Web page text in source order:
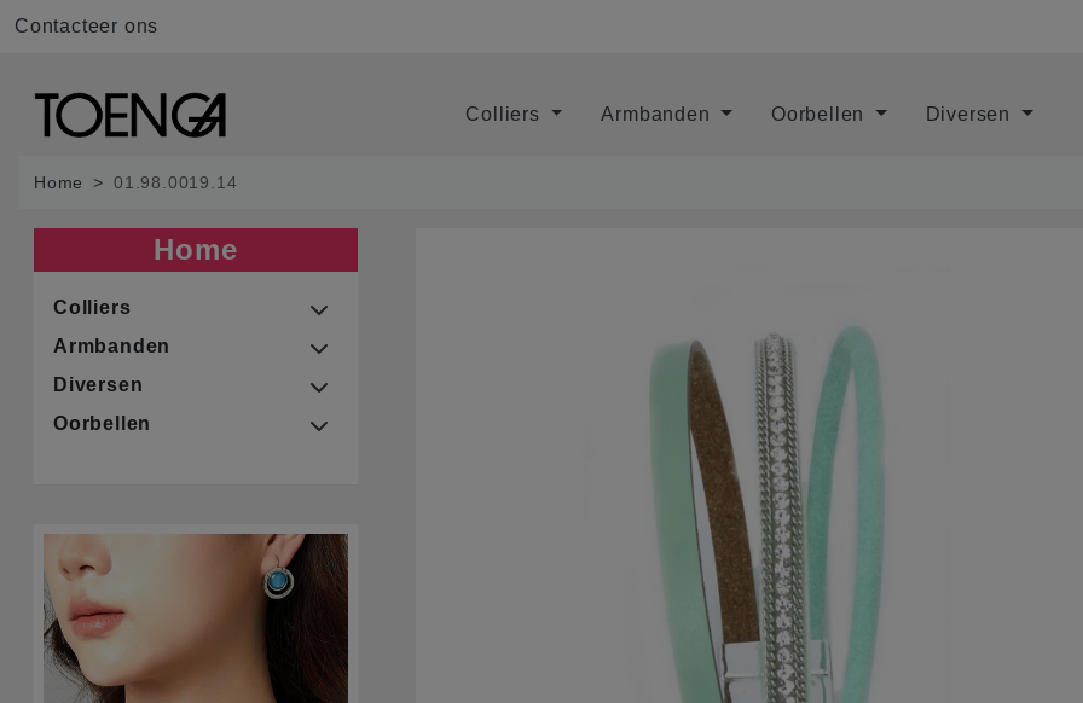
Contacteer ons
Colliers Armbanden Oorbellen Diversen
Home 01.98.0019.14
Home
Colliers
Armbanden
Diversen
Oorbellen